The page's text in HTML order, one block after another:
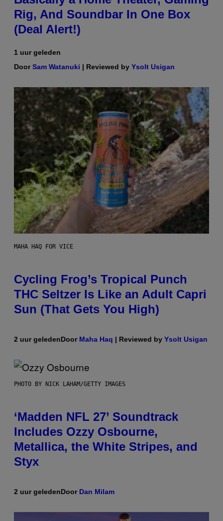
Rig, And Soundbar In One Box
(Deal Alert!)
1 uur geleden
DoorSam Watanuki | Reviewed by Ysolt Usigan
MAHA HAQ FOR VICE
Cycling Frog’s Tropical Punch
THC Seltzer Is Like an Adult Capri
Sun (That Gets You High)
2 uur geledenDoor Maha Haq | Reviewed by Ysolt Usigan
PHOTO BY NICK LAHAM/GETTY IMAGES
‘Madden NFL 27’ Soundtrack
Includes Ozzy Osbourne,
Metallica, the White Stripes, and
Styx
2 uur geledenDoor Dan Milam